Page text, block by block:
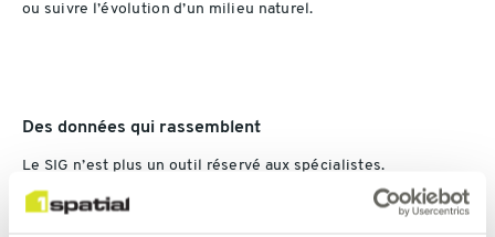
ou suivre l’évolution d’un milieu naturel.
Des données qui rassemblent
Le SIG n’est plus un outil réservé aux spécialistes.
Il relie désormais
les forestiers, les paysagistes, les
écologues, les juristes et les techniciens
autour d’un même